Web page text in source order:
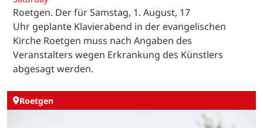
Roetgen. Der für Samstag, 1. August, 17
Uhr geplante Klavierabend in der evangelischen
Kirche Roetgen muss nach Angaben des
Veranstalters wegen Erkrankung des Künstlers
abgesagt werden.
Roetgen